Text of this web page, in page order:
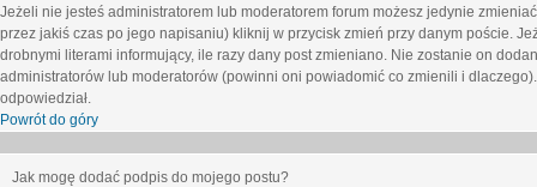
Jeżeli nie jesteś administratorem lub moderatorem forum możesz jedynie
przez jakiś czas po jego napisaniu) kliknij w przycisk zmień przy danym poście.
drobnymi literami informujący, ile razy dany post zmieniano. Nie zostanie on
administratorów lub moderatorów (powinni oni powiadomić co zmienili i
odpowiedział.
Powrót do góry
Jak mogę dodać podpis do mojego postu?